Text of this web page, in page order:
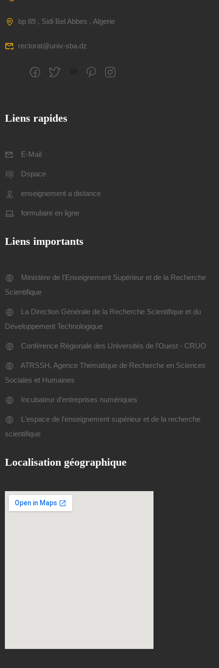
bp 89 , Sidi Bel Abbes , Algerie
rectorat@univ-sba.dz
Liens rapides
E-Mail
Dspace
enseignement a distance
formulaire en ligne
Liens importants
Ministère de l'Enseignement Supérieur et de la Recherche
Scientifique
La Direction Générale de la Recherche Scientifique et du
Développement Technologique
Conférence Régionale des Universités de l'Ouest - CRUO
ATRSSH, Agence Thématique de Recherche en Sciences
Sociales et Humaines
Incubateur d'entreprises numériques
L'espace de l'enseignement supérieur et de la recherche
scientifique
Localisation géographique